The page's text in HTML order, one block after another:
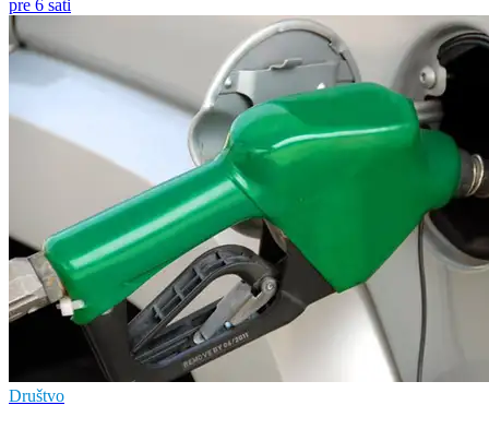
pre 6 sati
Društvo